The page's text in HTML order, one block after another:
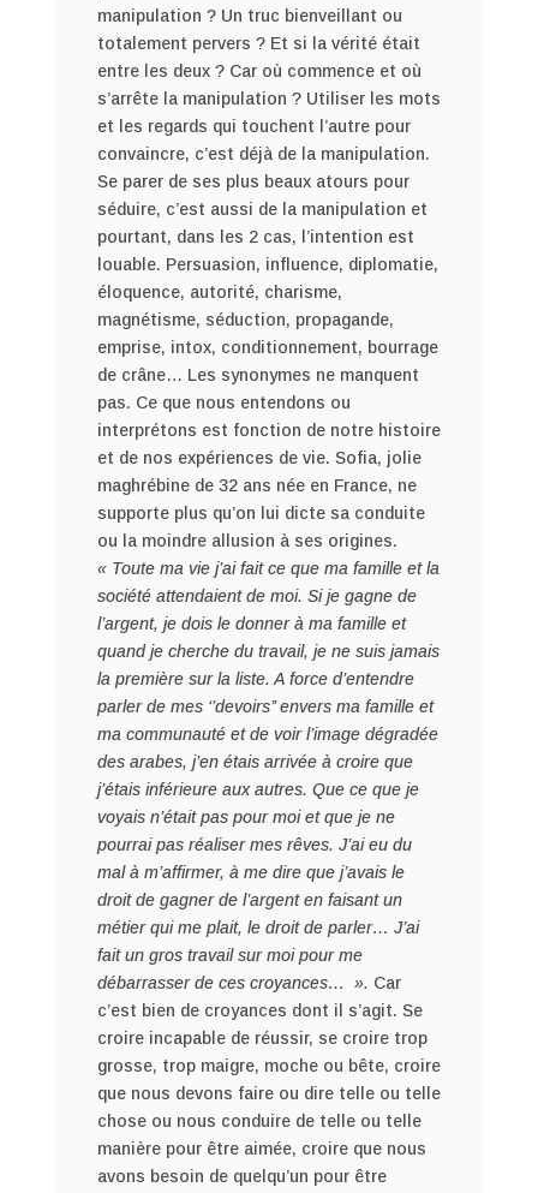
manipulation ? Un truc bienveillant ou
totalement pervers ? Et si la vérité était
entre les deux ? Car où commence et où
s’arrête la manipulation ? Utiliser les mots
et les regards qui touchent l’autre pour
convaincre, c’est déjà de la manipulation.
Se parer de ses plus beaux atours pour
séduire, c’est aussi de la manipulation et
pourtant, dans les 2 cas, l’intention est
louable. Persuasion, influence, diplomatie,
éloquence, autorité, charisme,
magnétisme, séduction, propagande,
emprise, intox, conditionnement, bourrage
de crâne… Les synonymes ne manquent
pas. Ce que nous entendons ou
interprétons est fonction de notre histoire
et de nos expériences de vie. Sofia, jolie
maghrébine de 32 ans née en France, ne
supporte plus qu’on lui dicte sa conduite
ou la moindre allusion à ses origines.
« Toute ma vie j’ai fait ce que ma famille et la
société attendaient de moi. Si je gagne de
l’argent, je dois le donner à ma famille et
quand je cherche du travail, je ne suis jamais
la première sur la liste. A force d’entendre
parler de mes ‘’devoirs’’ envers ma famille et
ma communauté et de voir l’image dégradée
des arabes, j’en étais arrivée à croire que
j’étais inférieure aux autres. Que ce que je
voyais n’était pas pour moi et que je ne
pourrai pas réaliser mes rêves. J’ai eu du
mal à m’affirmer, à me dire que j’avais le
droit de gagner de l’argent en faisant un
métier qui me plait, le droit de parler… J’ai
fait un gros travail sur moi pour me
débarrasser de ces croyances… ». Car
c’est bien de croyances dont il s’agit. Se
croire incapable de réussir, se croire trop
grosse, trop maigre, moche ou bête, croire
que nous devons faire ou dire telle ou telle
chose ou nous conduire de telle ou telle
manière pour être aimée, croire que nous
avons besoin de quelqu’un pour être